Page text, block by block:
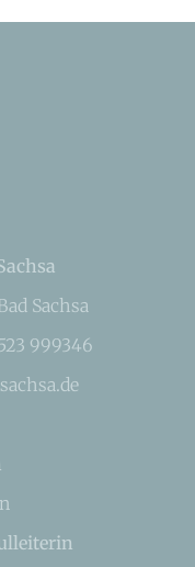
Sachsa
999346